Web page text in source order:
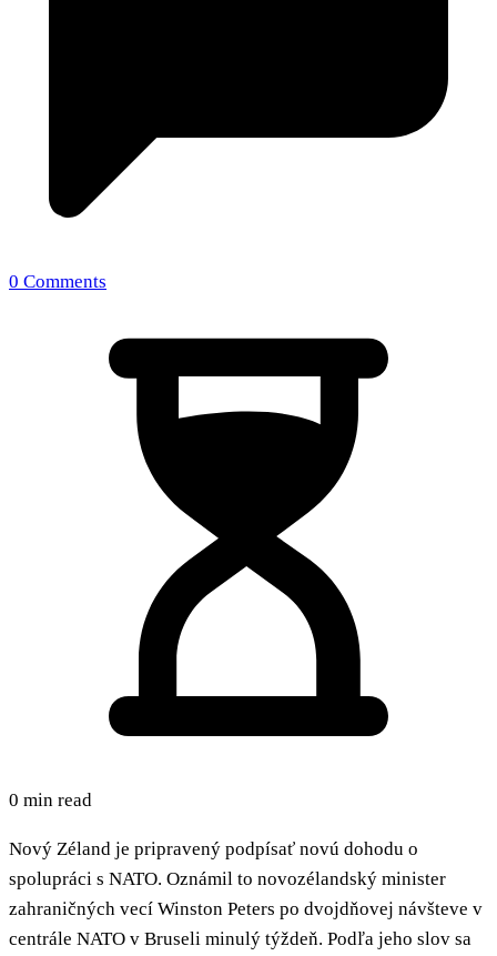
0 Comments
0 min read
Nový Zéland je pripravený podpísať novú dohodu o
spolupráci s NATO. Oznámil to novozélandský minister
zahraničných vecí Winston Peters po dvojdňovej návšteve v
centrále NATO v Bruseli minulý týždeň. Podľa jeho slov sa